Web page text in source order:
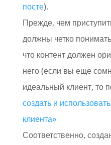
посте).
Прежде, чем
должны четко
что контент должен
него (если вы еще
идеальный клиент, то
создать и
клиента»
Соответственно,